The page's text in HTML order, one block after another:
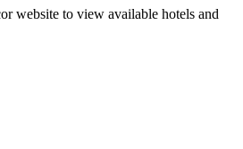
website to view available hotels and